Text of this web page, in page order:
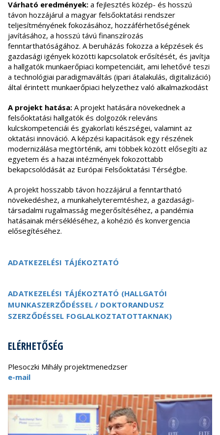
Várható eredmények: a fejlesztés közép- és hosszú
távon hozzájárul a magyar felsőoktatási rendszer
teljesítményének fokozásához, hozzáférhetőségének
javításához, a hosszú távú finanszírozás
fenntarthatóságához. A beruházás fokozza a képzések és
gazdasági igények közötti kapcsolatok erősítését, és javítja
a hallgatók munkaerőpiaci kompetenciáit, ami lehetővé teszi
a technológiai paradigmaváltás (ipari átalakulás, digitalizáció)
által érintett munkaerőpiaci helyzethez való alkalmazkodást
A projekt hatása: A projekt hatására növekednek a
felsőoktatási hallgatók és dolgozók releváns
kulcskompetenciái és gyakorlati készségei, valamint az
oktatási innováció. A képzési kapacitások egy részének
modernizálása megtörténik, ami többek között elősegíti az
egyetem és a hazai intézmények fokozottabb
bekapcsolódását az Európai Felsőoktatási Térségbe.
A projekt hosszabb távon hozzájárul a fenntartható
növekedéshez, a munkahelyteremtéshez, a gazdasági-
társadalmi rugalmasság megerősítéséhez, a pandémia
hatásainak mérsékléséhez, a kohézió és konvergencia
elősegítéséhez.
ADATKEZELÉSI TÁJÉKOZTATÓ
ADATKEZELÉSI TÁJÉKOZTATÓ (HALLGATÓI
MUNKASZERZŐDÉSSEL / DOKTORANDUSZ
SZERZŐDÉSSEL FOGLALKOZTATOTTAKNAK)
ELÉRHETŐSÉG
Plesoczki Mihály projektmenedzser
e-mail